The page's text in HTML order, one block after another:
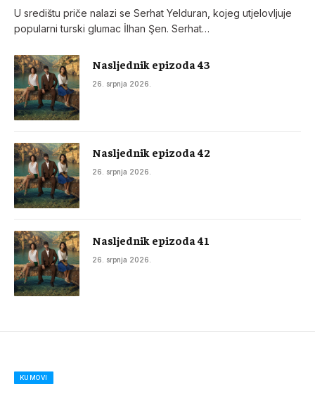
U središtu priče nalazi se Serhat Yelduran, kojeg utjelovljuje
popularni turski glumac İlhan Şen. Serhat…
Nasljednik epizoda 43
26. srpnja 2026.
Nasljednik epizoda 42
26. srpnja 2026.
Nasljednik epizoda 41
26. srpnja 2026.
KUMOVI